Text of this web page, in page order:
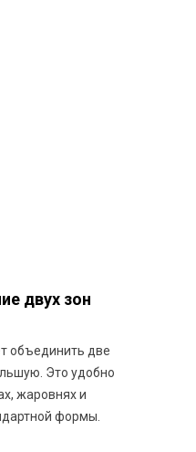
двух зон
объединить две
Это удобно
жаровнях и
формы.